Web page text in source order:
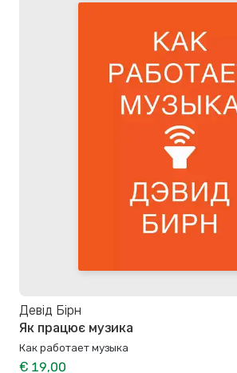
Девід Бірн
Як працює музика
Как работает музыка
€ 19,00